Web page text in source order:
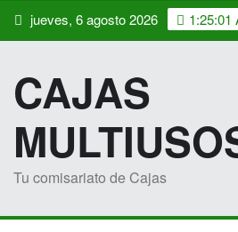
Saltarjueves, 6 agosto 2026 1:25:02
CAJAS
Tu comisariato de Cajas